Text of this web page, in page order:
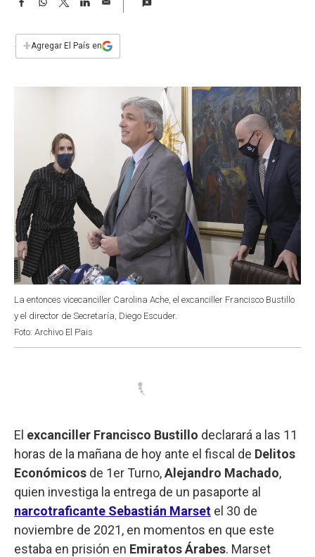
e
b
s
w
t
i
l
+Agregar El País en
La entonces vicecanciller Carolina Ache, el excanciller Francisco Bustillo
y el director de Secretaría, Diego Escuder.
Foto: Archivo El Pais
El excanciller Francisco Bustillo declarará a las 11
horas de la mañana de hoy ante el fiscal de Delitos
Económicos de 1er Turno,Alejandro Machado,
quien investiga la entrega de un pasaporte al
narcotraficante Sebastián Marset el 30 de
noviembre de 2021, en momentos en que este
estaba en prisión en Emiratos Árabes. Marset